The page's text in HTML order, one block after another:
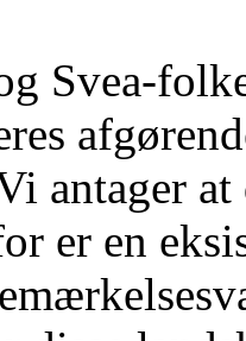
Svea-
antager
er en